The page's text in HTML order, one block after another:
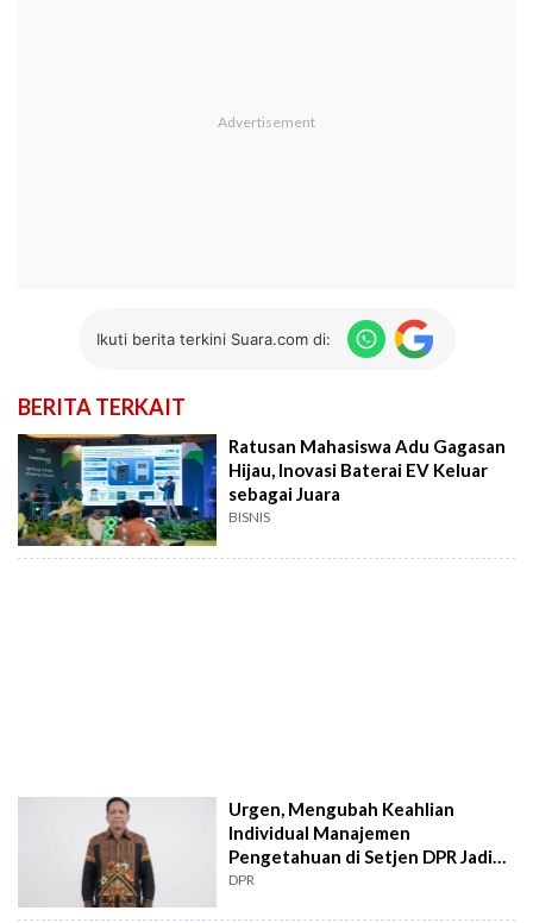
Ikuti berita terkini Suara.com di:
BERITA TERKAIT
Ratusan Mahasiswa Adu Gagasan
Hijau, Inovasi Baterai EV Keluar
sebagai Juara
BISNIS
Urgen, Mengubah Keahlian
Individual Manajemen
Pengetahuan di Setjen DPR Jadi
Kekuatan Institusional
DPR